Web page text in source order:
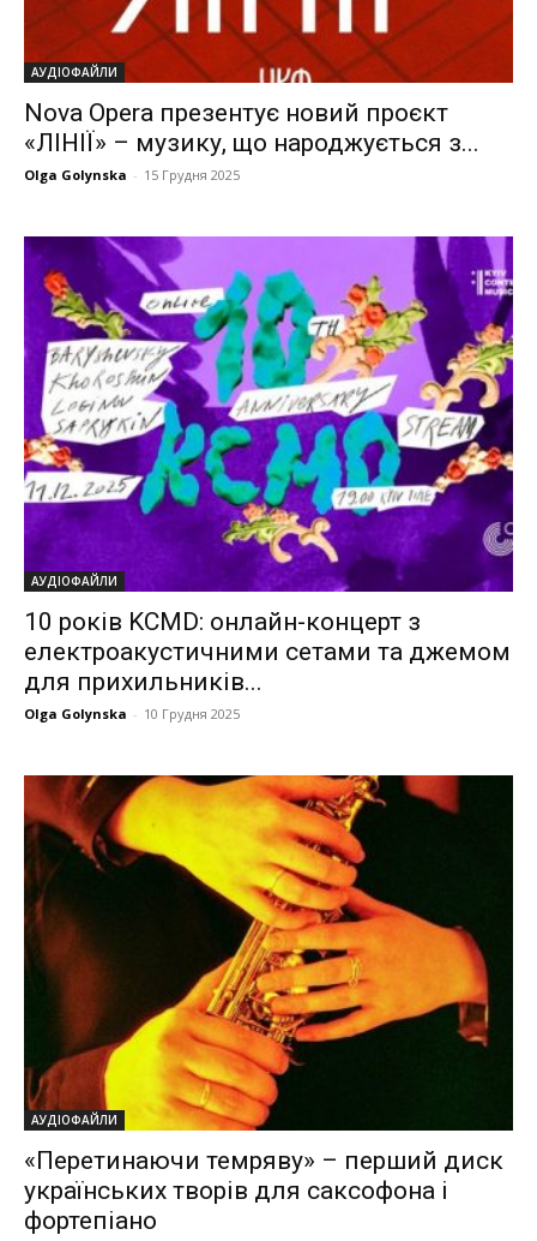
АУДІОФАЙЛИ
Nova Opera презентує новий проєкт
«ЛІНІЇ» – музику, що народжується з...
Olga Golynska - 15 Грудня 2025
АУДІОФАЙЛИ
10 років KCMD: онлайн-концерт з
електроакустичними сетами та джемом
для прихильників...
Olga Golynska - 10 Грудня 2025
АУДІОФАЙЛИ
«Перетинаючи темряву» – перший диск
українських творів для саксофона і
фортепіано